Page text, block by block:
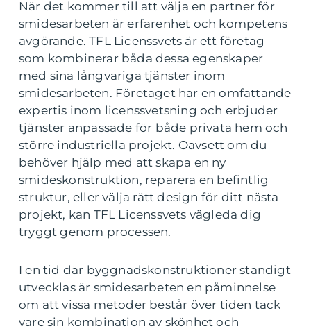
När det kommer till att välja en partner för
smidesarbeten är erfarenhet och kompetens
avgörande. TFL Licenssvets är ett företag
som kombinerar båda dessa egenskaper
med sina långvariga tjänster inom
smidesarbeten. Företaget har en omfattande
expertis inom licenssvetsning och erbjuder
tjänster anpassade för både privata hem och
större industriella projekt. Oavsett om du
behöver hjälp med att skapa en ny
smideskonstruktion, reparera en befintlig
struktur, eller välja rätt design för ditt nästa
projekt, kan TFL Licenssvets vägleda dig
tryggt genom processen.
I en tid där byggnadskonstruktioner ständigt
utvecklas är smidesarbeten en påminnelse
om att vissa metoder består över tiden tack
vare sin kombination av skönhet och